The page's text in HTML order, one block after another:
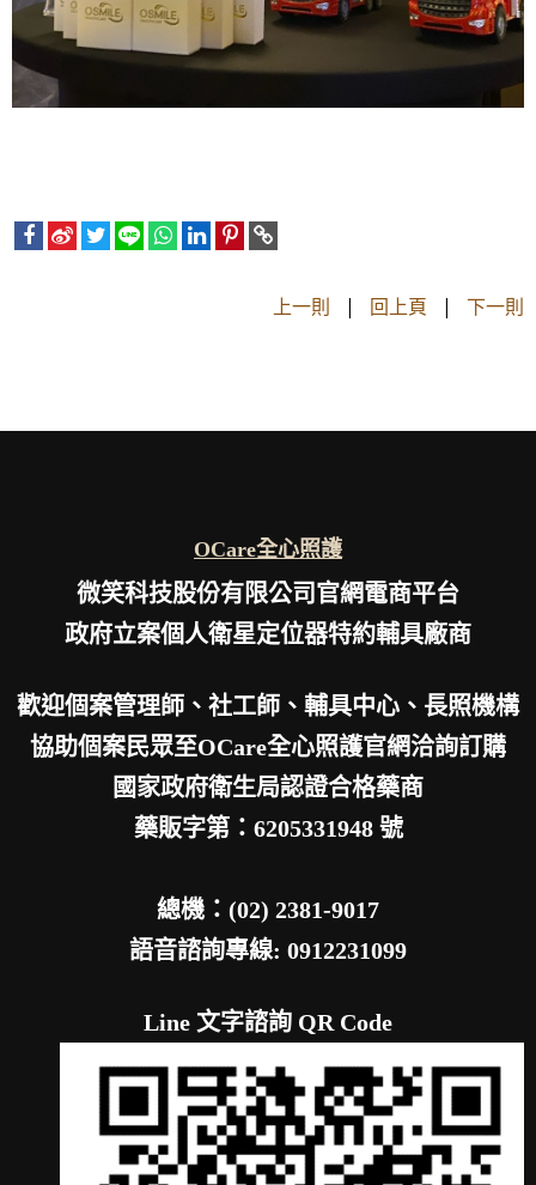
上一則 | 回上頁 | 下一則
OCare全心照護
微笑科技股份有限公司官網電商平台
政府立案個人衛星定位器特約輔具廠商
歡迎個案管理師、社工師、輔具中心、長照機構
協助個案民眾至OCare全心照護官網洽詢訂購
國家政府衛生局認證合格藥商
藥販字第：6205331948 號
總機：(02) 2381-9017
語音諮詢專線: 0912231099
Line 文字諮詢 QR Code